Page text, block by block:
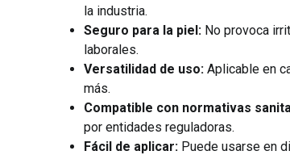
la industria.
Seguro para la piel: No provoca
laborales.
Versatilidad de uso: Aplicable en
más.
Compatible con normativas
por entidades reguladoras.
Fácil de aplicar: Puede usarse en